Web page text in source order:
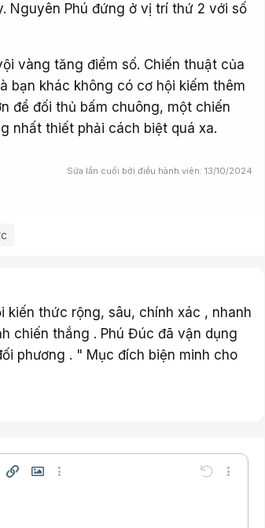
Nguyên Phú đứng ở vị trí thứ 2 với số
vàng tăng điểm số. Chiến thuật của
bạn khác không có cơ hội kiếm thêm
để đối thủ bấm chuông, một chiến
nhất thiết phải cách biệt quá xa.
Sửa lần cuối bởi điều hành viên: 13/10/2024
kiến thức rộng, sâu, chính xác , nhanh
chiến thắng . Phú Đúc đã vận dụng
phương . " Mục đích biện minh cho
thứ tự
có thứ tự
format
Chèn liên kết
Chèn hình ảnh
Thêm tùy chọn… Undo Thêm